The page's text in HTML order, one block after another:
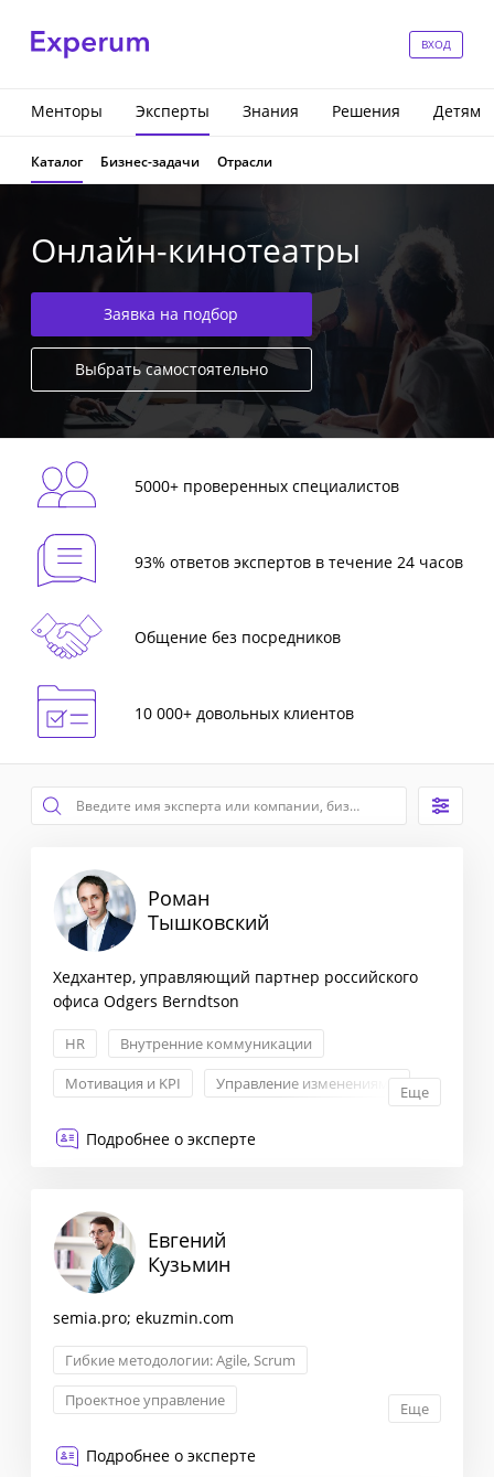
ВХОД
Менторы Эксперты Знания Решения Детям
Каталог Бизнес-задачи Отрасли
Онлайн-кинотеатры
Заявка на подбор
Выбрать самостоятельно
5000+ проверенных специалистов
93% ответов экспертов в течение 24 часов
Общение без посредников
10 000+ довольных клиентов
Роман
Тышковский
Хедхантер, управляющий партнер российского
офиса Odgers Berndtson
HR
Внутренние коммуникации
Мотивация и KPI
Управление изменениямиЕще
Подробнее о эксперте
Евгений
Кузьмин
semia.pro; ekuzmin.com
Гибкие методологии: Agile, Scrum
Проектное управление
Еще
Подробнее о эксперте